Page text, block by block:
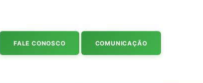
FALE CONOSCO COMUNICAÇÃO